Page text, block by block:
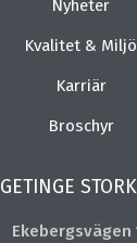
Nyheter
Kvalitet & Miljö
Karriär
Broschyr
GETINGE
Ekebergsvägen